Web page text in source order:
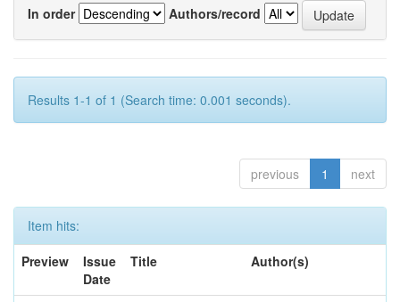
In order
Authors/record
Results 1-1 of 1 (Search time: 0.001 seconds).
previous 1 next
Item hits:
Preview
Issue
Date
Title Author(s)